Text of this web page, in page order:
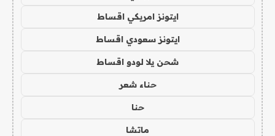
ايتونز امريكي اقساط
ايتونز سعودي اقساط
شحن يلا لودو اقساط
حناء شعر
حنا
ماتشا